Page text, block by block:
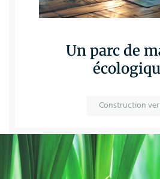
Un parc de
Construction